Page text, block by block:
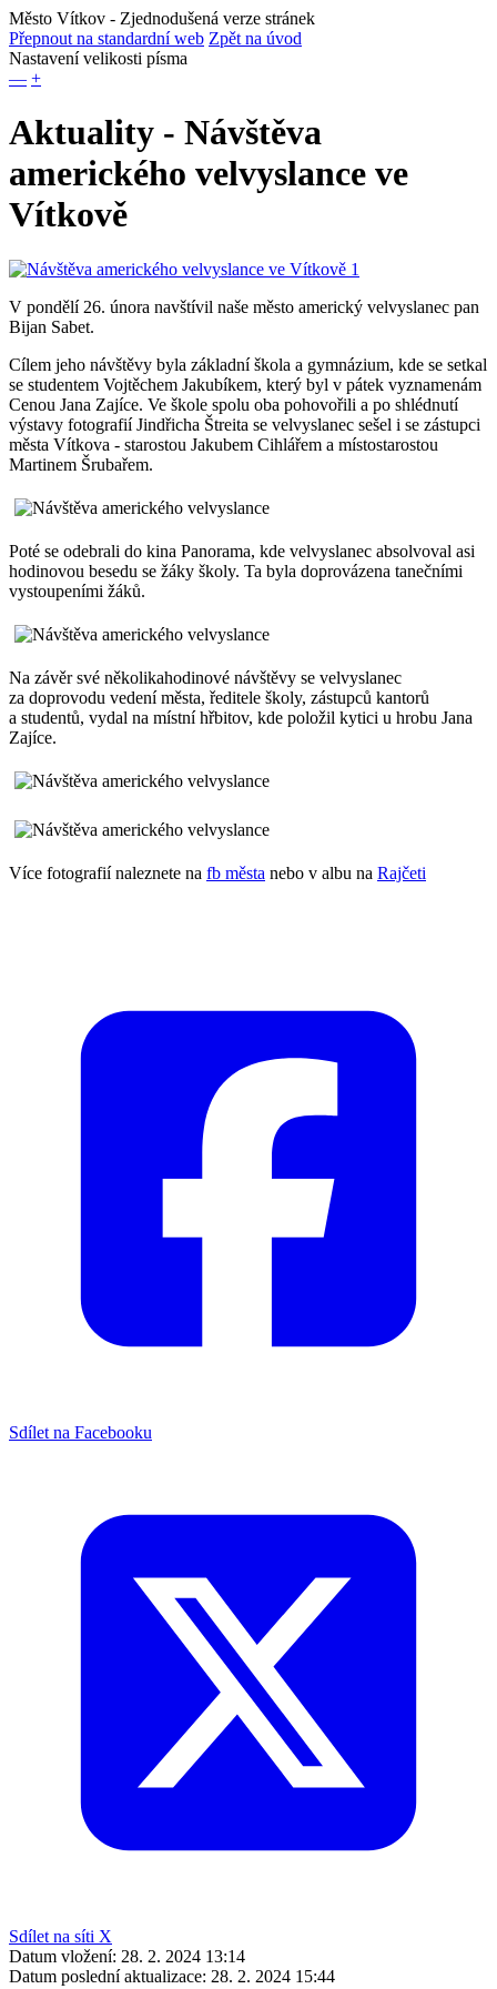
Město Vítkov - Zjednodušená verze stránek
Přepnout na standardní web Zpět na úvod
Nastavení velikosti písma
— +
Aktuality - Návštěva
amerického velvyslance ve
Vítkově
V pondělí 26. února navštívil naše město americký velvyslanec pan
Bijan Sabet.
Cílem jeho návštěvy byla základní škola a gymnázium, kde se setkal
se studentem Vojtěchem Jakubíkem, který byl v pátek vyznamenám
Cenou Jana Zajíce. Ve škole spolu oba pohovořili a po shlédnutí
výstavy fotografií Jindřicha Štreita se velvyslanec sešel i se zástupci
města Vítkova - starostou Jakubem Cihlářem a místostarostou
Martinem Šrubařem.
Poté se odebrali do kina Panorama, kde velvyslanec absolvoval asi
hodinovou besedu se žáky školy. Ta byla doprovázena tanečními
vystoupeními žáků.
Na závěr své několikahodinové návštěvy se velvyslanec
za doprovodu vedení města, ředitele školy, zástupců kantorů
a studentů, vydal na místní hřbitov, kde položil kytici u hrobu Jana
Zajíce.
Více fotografií naleznete na fb města nebo v albu na Rajčeti
Sdílet na Facebooku
Sdílet na síti X
Datum vložení: 28. 2. 2024 13:14
Datum poslední aktualizace: 28. 2. 2024 15:44